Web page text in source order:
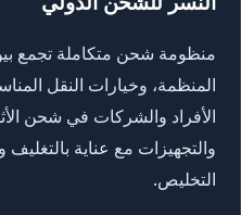
منظومة شحن متكاملة تجمع
المنظمة، وخيارات النقل
الأفراد والشركات في شحن
والتجهيزات مع عناية بالتغليف
التخليص.